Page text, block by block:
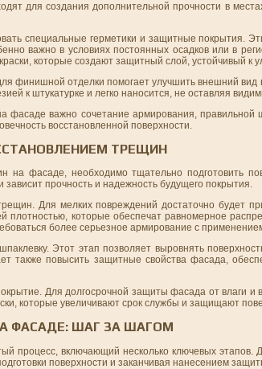
для создания дополнительной прочности в
специальные герметики и защитные покрытия.
важно в условиях постоянных осадков или в
которые создают защитный слой, устойчивый к
финишной отделки помогает улучшить внешний
к штукатурке и легко наносится, не оставляя
фасаде важно сочетание армирования,
восстановленной поверхности.
ТРЕЩИН
на фасаде, необходимо тщательно подготовить
зависит прочность и надежность будущего покрытия.
Для мелких повреждений достаточно будет
плотностью, которые обеспечат равномерное
более серьезное армирование с
Этот этап позволяет выровнять
также повысить защитные свойства фасада,
Для долгосрочной защиты фасада от влаги и
которые увеличивают срок службы и защищают
ФАСАДЕ: ШАГ ЗА ШАГОМ
процесс, включающий несколько ключевых этапов.
поверхности и заканчивая нанесением